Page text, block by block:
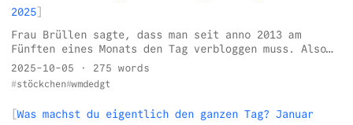
2025
Frau Brüllen sagte, dass man seit anno 2013 am
Fünften eines Monats den Tag verbloggen muss. Also
tat ich das.
2025-10-05 · 275 words
stöckchen wmdedgt
Was machst du eigentlich den ganzen Tag? Januar